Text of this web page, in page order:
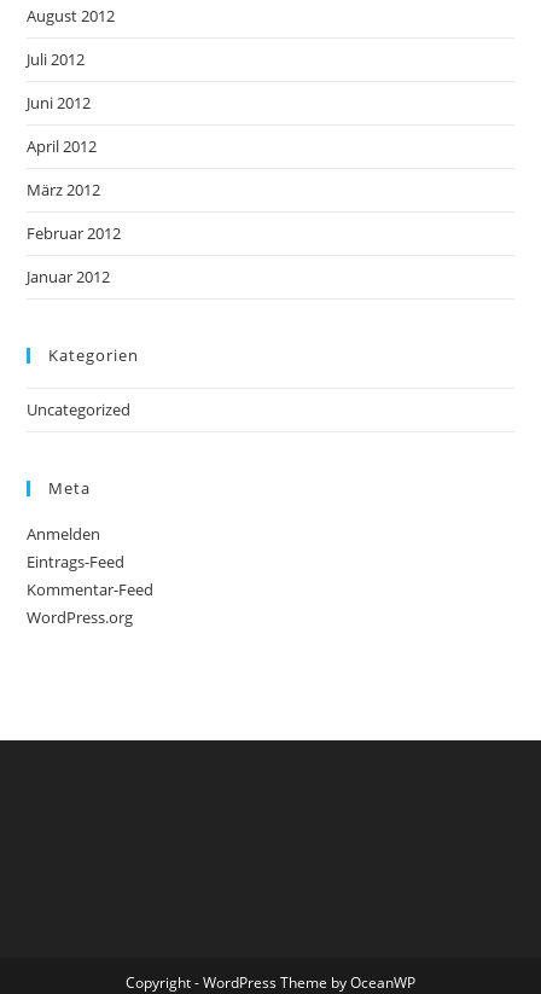
August 2012
Juli 2012
Juni 2012
April 2012
März 2012
Februar 2012
Januar 2012
Kategorien
Uncategorized
Meta
Anmelden
Eintrags-Feed
Kommentar-Feed
WordPress.org
Copyright - WordPress Theme by OceanWP